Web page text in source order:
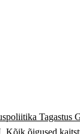
Tagastus
Kõik õigused